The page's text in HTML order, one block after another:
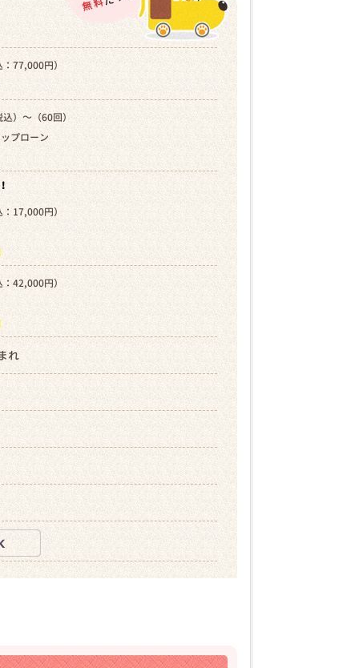
77,000円）
）～（60回）
プローン
：17,000円）
42,000円）
れ